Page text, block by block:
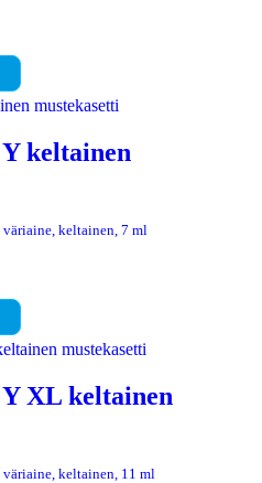
keltainen
keltainen, 7 ml
XL keltainen
keltainen, 11 ml